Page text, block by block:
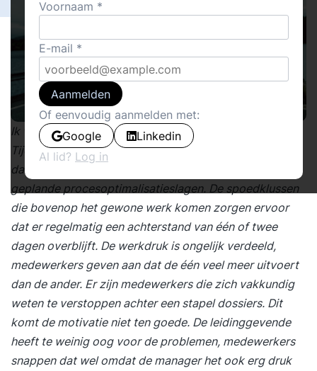
Ik was laatst bij een bedrijf dat strak georganiseerd is.
Tijdens mijn rondgang vertellen de medewerkers mij
dat ze het veel te druk hebben om te starten met de
geplande procesoptimalisatieslagen. De spoedklussen
die bovenop het gewone werk komen zorgen ervoor
dat er regelmatig een achterstand van één of twee
dagen overblijft. De werkdruk is ongelijk verdeeld,
medewerkers geven aan dat de één veel meer uitvoert
dan de ander. Er zijn medewerkers die zich vakkundig
weten te verstoppen achter een stapel dossiers. Dit
komt de motivatie niet ten goede. De leidinggevende
heeft te weinig oog voor de problemen, medewerkers
snappen dat wel omdat de manager het ook erg druk
Voornaam
E-mail
Aanmelden
Of eenvoudig aanmelden met:
Google
Linkedin
Al lid? Log in